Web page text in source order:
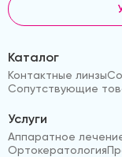
Каталог
Контактные линзы
Сопутствующие
Услуги
Аппаратное
Ортокератология